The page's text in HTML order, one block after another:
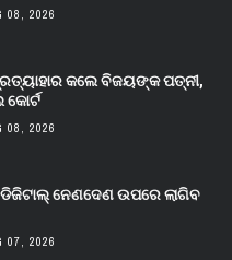
08, 2026
କଲେ ବିଜୟଙ୍କ ପତ୍ନୀ,
କୋର୍ଟ
08, 2026
ନେଣଦେଣ ଉପରେ ଲାଗିବ
07, 2026